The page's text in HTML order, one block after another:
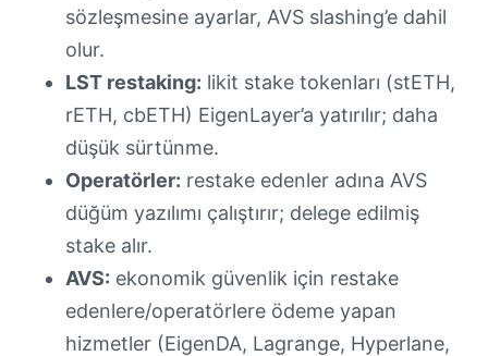
sözleşmesine ayarlar, AVS slashing’e dahil
olur.
LST restaking: likit stake tokenları (stETH,
rETH, cbETH) EigenLayer’a yatırılır; daha
düşük sürtünme.
Operatörler: restake edenler adına AVS
düğüm yazılımı çalıştırır; delege edilmiş
stake alır.
AVS: ekonomik güvenlik için restake
edenlere/operatörlere ödeme yapan
hizmetler (EigenDA, Lagrange, Hyperlane,